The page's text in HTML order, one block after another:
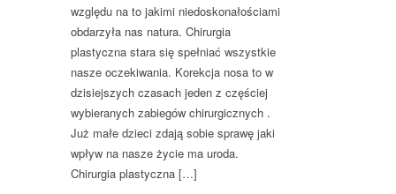
względu na to jakimi niedoskonałościami
obdarzyła nas natura. Chirurgia
plastyczna stara się spełniać wszystkie
nasze oczekiwania. Korekcja nosa to w
dzisiejszych czasach jeden z częściej
wybieranych zabiegów chirurgicznych .
Już małe dzieci zdają sobie sprawę jaki
wpływ na nasze życie ma uroda.
Chirurgia plastyczna […]